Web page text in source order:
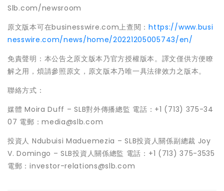
Slb.com/newsroom
原文版本可在businesswire.com上查閱：https://www.busi
nesswire.com/news/home/20221205005743/en/
免責聲明：本公告之原文版本乃官方授權版本。譯文僅供方便瞭
解之用，煩請參照原文，原文版本乃唯一具法律效力之版本。
聯絡方式：
媒體 Moira Duff – SLB對外傳播總監 電話：+1 (713) 375-34
07 電郵：media@slb.com
投資人 Ndubuisi Maduemezia – SLB投資人關係副總裁 Joy
V. Domingo – SLB投資人關係總監 電話：+1 (713) 375-3535
電郵：investor-relations@slb.com